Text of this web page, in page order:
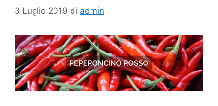
3 Luglio 2019 di admin